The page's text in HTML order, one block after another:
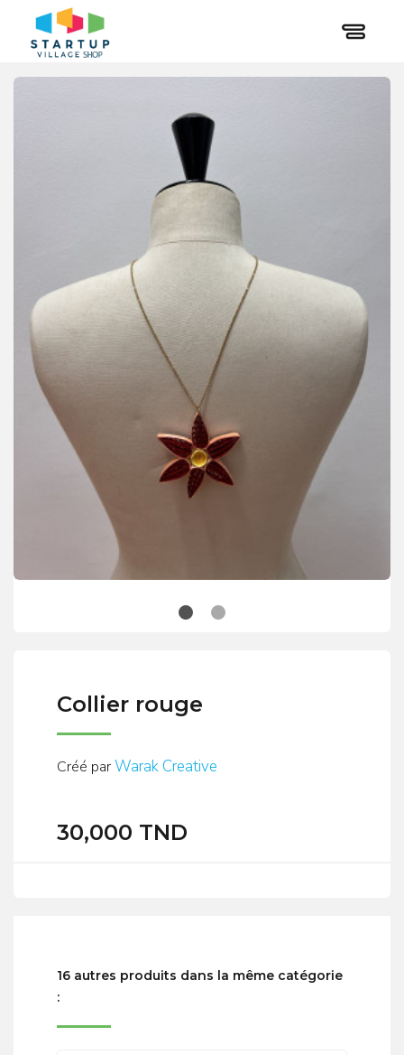
Collier rouge
Créé parWarak Creative
30,000 TND
16 autres produits dans la même catégorie
: